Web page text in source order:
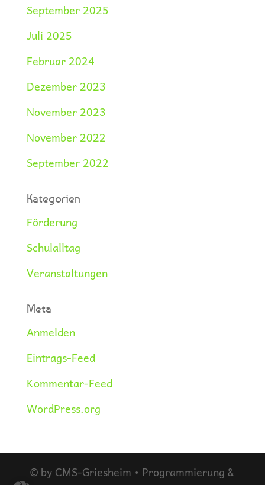
September 2025
Juli 2025
Februar 2024
Dezember 2023
November 2023
November 2022
September 2022
Kategorien
Förderung
Schulalltag
Veranstaltungen
Meta
Anmelden
Eintrags-Feed
Kommentar-Feed
WordPress.org
© by CMS-Griesheim • Programmierung &